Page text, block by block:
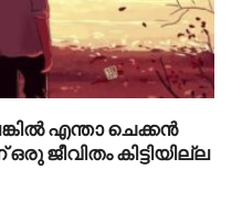
എന്താ ചെക്കൻ
ജീവിതം കിട്ടിയില്ല